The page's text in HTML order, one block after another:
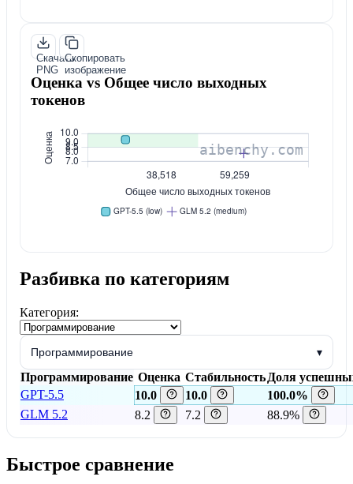
Скачать
PNG
Скопировать
изображение
Оценка vs Общее число выходных
токенов
Разбивка по категориям
Категория:
Программирование ▾
Программирование Оценка Стабильность Доля
GPT-5.5
10.0 10.0
100.0%
GLM 5.2
8.2 7.2 88.9%
Быстрое сравнение